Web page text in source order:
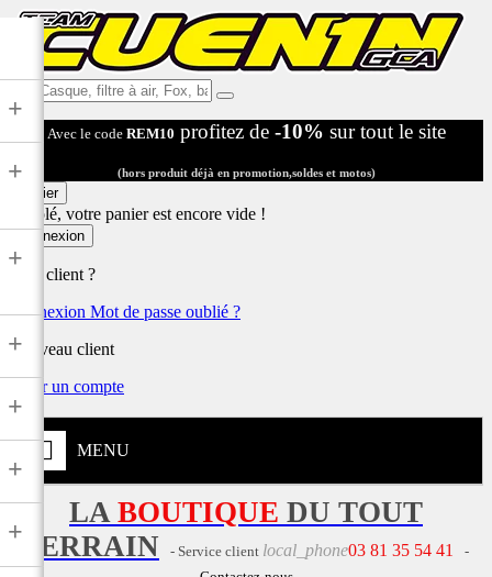
Ex:
Casque,
filtre
air,
Fox,
...
Avec le code REM10 profitez de -10% sur tout le site
(hors produit déjà en promotion,soldes et motos)
Panier
Désolé, votre panier est encore vide !
Connexion
Déjà client ?
Connexion Mot de passe oublié ?
Nouveau client
Créer un compte
MENU
+
+
+
+
+
+
+
LA BOUTIQUE DU TOUT
TERRAIN
- Service client local_phone03 81 35 54 41
-